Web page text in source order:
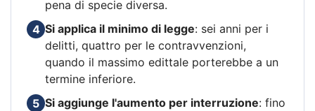
pena di specie diversa.
4 Si applica il minimo di legge: sei anni per i
delitti, quattro per le contravvenzioni,
quando il massimo edittale porterebbe a un
termine inferiore.
5 Si aggiunge l'aumento per interruzione: fino